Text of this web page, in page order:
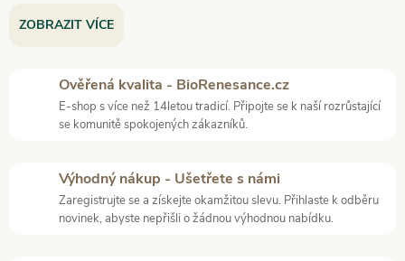
ZOBRAZIT VÍCE
Ověřená kvalita - BioRenesance.cz
E-shop s více než 14letou tradicí. Připojte se k naší rozrůstající
se komunitě spokojených zákazníků.
Výhodný nákup - Ušetřete s námi
Zaregistrujte se a získejte okamžitou slevu. Přihlaste k odběru
novinek, abyste nepřišli o žádnou výhodnou nabídku.